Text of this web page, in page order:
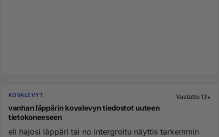
KOVALEVYT Vastattu 13v
vanhan läppärin kovalevyn tiedostot uuteen
tietokoneeseen
eli hajosi läppäri tai no intergroitu näyttis tarkemmin